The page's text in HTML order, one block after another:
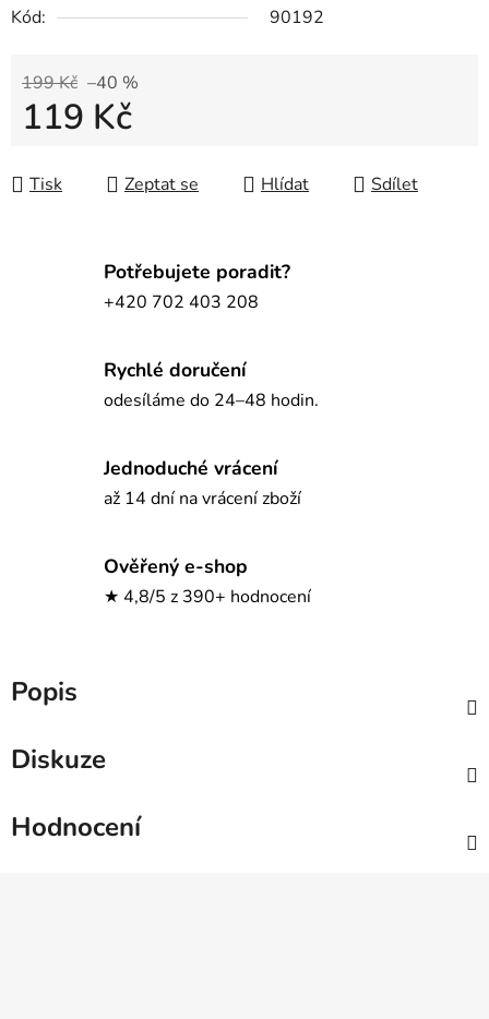
Kód:
90192
199 Kč –40 %
119 Kč
Tisk
Zeptat se Hlídat Sdílet
Potřebujete poradit?
+420 702 403 208
Rychlé doručení
odesíláme do 24–48 hodin.
Jednoduché vrácení
až 14 dní na vrácení zboží
Ověřený e-shop
★ 4,8/5 z 390+ hodnocení
Popis
Diskuze
Hodnocení